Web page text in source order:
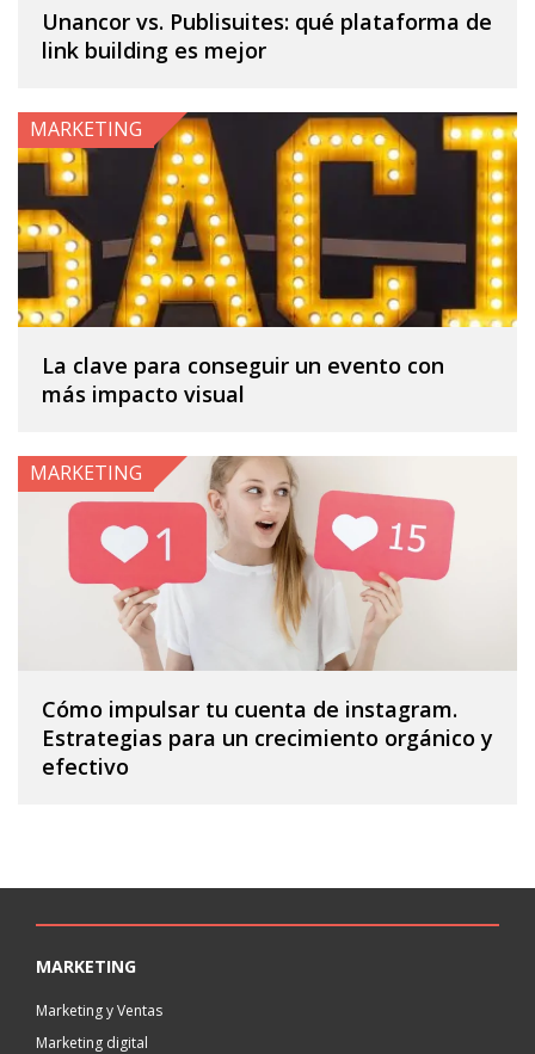
Unancor vs. Publisuites: qué plataforma de
link building es mejor
La clave para conseguir un evento con
más impacto visual
MARKETING
Cómo impulsar tu cuenta de instagram.
Estrategias para un crecimiento orgánico y
efectivo
MARKETING
MARKETING
Marketing y Ventas
Marketing digital